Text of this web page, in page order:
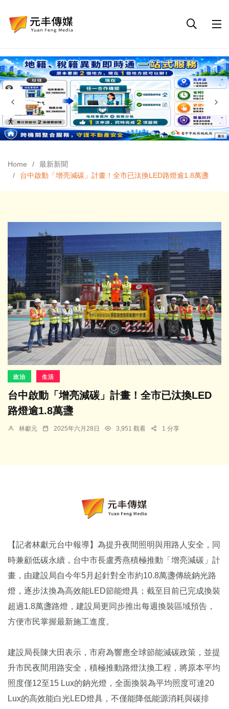
Home
最新新聞
台中啟動「增亮減碳」計畫！全市已汰換LED路燈逾1.8萬盞
政治 生活
台中啟動「增亮減碳」計畫！全市已汰換LED
路燈逾1.8萬盞
林獻元 2025年六月28日 3,951 觀看 1 分享
【記者林獻元台中報導】為提升夜間照明與用路人安全，同
時兼顧低碳永續，台中市長盧秀燕積極推動「增亮減碳」計
畫，由建設局自今年5月起針對全市約10.8萬盞傳統鈉光路
燈，逐步汰換為高效能LED節能燈具；截至目前已完成換裝
超過1.8萬盞路燈，建設局更同步推出每週換裝區域預告，
方便市民掌握最新施工進度。
建設局長陳大田表示，市府為響應全球節能減碳政策，並提
升市民夜間用路安全，積極推動路燈汰換工程，將原本平均
照度僅12至15 Lux的鈉光燈，全面換裝為平均照度可達20
Lux的高效能白光LED燈具，不僅能降低能源消耗與碳排